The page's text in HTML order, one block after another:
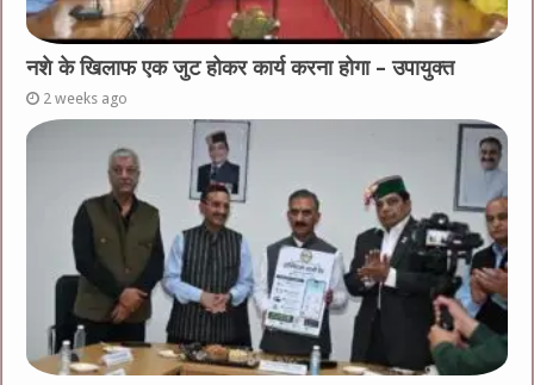
नशे के खिलाफ एक जुट होकर कार्य करना होगा – उपायुक्त
2 weeks ago